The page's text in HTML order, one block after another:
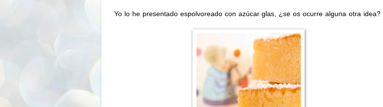
Yo lo he presentado espolvoreado con azúcar glas, ¿se os ocurre alguna otra idea?